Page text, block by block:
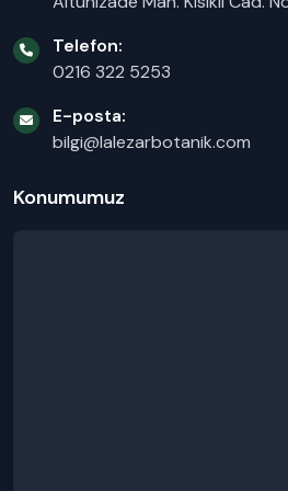
Telefon:
0216 322 5253
E-posta:
bilgi@lalezarbotanik.com
Konumumuz